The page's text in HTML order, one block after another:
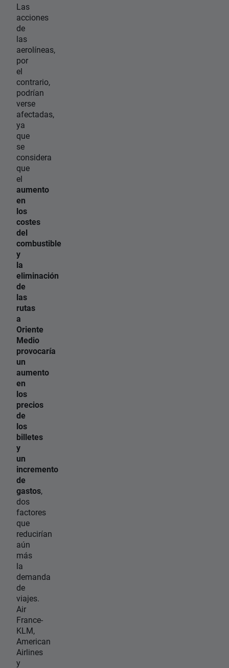
Las
acciones
de
las
aerolíneas,
por
el
contrario,
podrían
verse
afectadas,
ya
que
se
considera
que
el
aumento
en
los
costes
del
combustible
y
la
eliminación
de
las
rutas
a
Oriente
Medio
provocaría
un
aumento
en
los
precios
de
los
billetes
y
un
incremento
de
gastos,
dos
factores
que
reducirían
aún
más
la
demanda
de
viajes.
Air
France-
KLM,
American
Airlines
y